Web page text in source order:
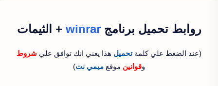
روابط تحميل برنامجwinrar + الثيمات
(عند الضغط علي كلمةتحميل هذا يعني انك توافق علي شروط
وقوانين موقع ميمي نت)